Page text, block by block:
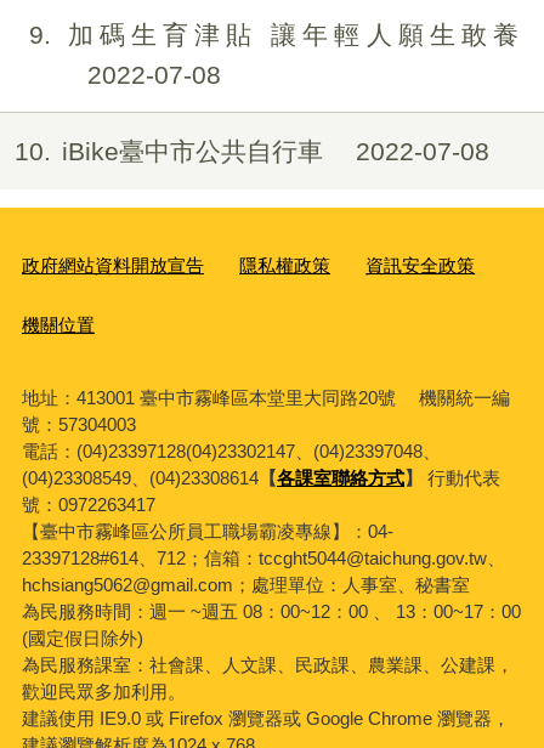
9
加碼生育津貼 讓年輕人願生敢養
2022-07-08
10 iBike臺中市公共自行車 2022-07-08
政府網站資料開放宣告 隱私權政策 資訊安全政策
機關位置
地址：413001 臺中市霧峰區本堂里大同路20號 機關統一編
號：57304003
電話：(04)23397128(04)23302147、(04)23397048、
(04)23308549、(04)23308614【各課室聯絡方式】
行動代表
號：0972263417
【臺中市霧峰區公所員工職場霸凌專線】：04-
23397128#614、712；信箱：tccght5044@taichung.gov.tw、
hchsiang5062@gmail.com；處理單位：人事室、秘書室
為民服務時間：週一 ~週五 08：00~12：00 、 13：00~17：00
(國定假日除外)
為民服務課室：社會課、人文課、民政課、農業課、公建課，
歡迎民眾多加利用。
建議使用 IE9.0 或 Firefox 瀏覽器或 Google Chrome 瀏覽器，